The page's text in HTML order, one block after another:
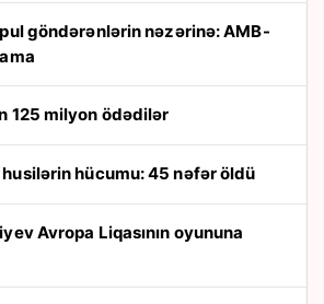
125 milyon ödədilər
hücumu: 45 nəfər öldü